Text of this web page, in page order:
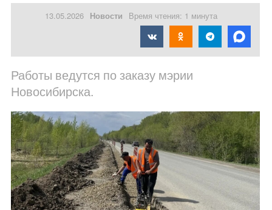
13.05.2026 Новости Время чтения: 1 минута
Работы ведутся по заказу мэрии
Новосибирска.